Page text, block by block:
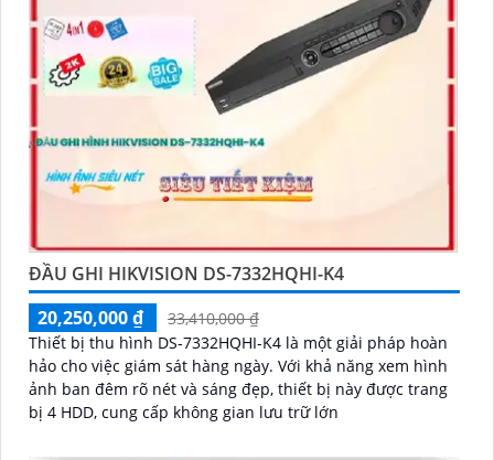
ĐẦU GHI HIKVISION DS-7332HQHI-K4
20,250,000 ₫
33,410,000 ₫
Thiết bị thu hình DS-7332HQHI-K4 là một giải pháp hoàn
hảo cho việc giám sát hàng ngày. Với khả năng xem hình
ảnh ban đêm rõ nét và sáng đẹp, thiết bị này được trang
bị 4 HDD, cung cấp không gian lưu trữ lớn